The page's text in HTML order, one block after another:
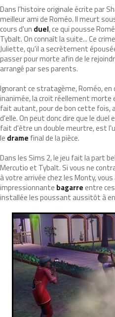
Dans l'histoire originale écrite par
meilleur ami de Roméo. Il meurt
cours d'un duel, ce qui pousse
Tybalt. On connaît la suite... Ce
Juliette, qu'il a secrètement
passer pour morte afin de le
arrangé par ses parents.
Ignorant ce stratagème, Roméo,
inanimée, la croit réellement morte
fait autant, pour de bon cette fois,
d'elle. On peut donc dire que le
fait d'être un double meurtre, est
le drame final de la pièce.
Dans les Sims 2, le jeu fait la part
Mercutio et Tybalt. Si vous ne
à votre arrivée chez les Monty,
impressionnante bagarreentre
installée les poussant aussitôt à